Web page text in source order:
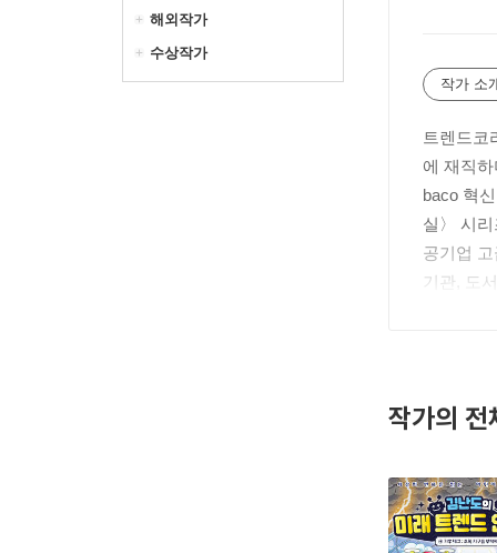
해외작가
수상작가
작가 소
트렌드코
에 재직
baco 혁
실〉 시
공기업
기관, 도
ociation,
작가의 전